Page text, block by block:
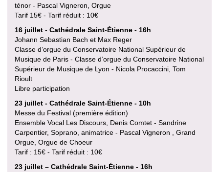
ténor - Pascal Vigneron, Orgue
Tarif 15€ - Tarif réduit : 10€
16 juillet - Cathédrale Saint-Étienne - 16h
Johann Sebastian Bach et Max Reger
Classe d’orgue du Conservatoire National Supérieur de
Musique de Paris - Classe d’orgue du Conservatoire National
Supérieur de Musique de Lyon - Nicola Procaccini, Tom
Rioult
Libre participation
23 juillet - Cathédrale Saint-Étienne - 10h
Messe du Festival (première édition)
Ensemble Vocal Les Discours, Denis Comtet - Sandrine
Carpentier, Soprano, animatrice - Pascal Vigneron , Grand
Orgue, Orgue de Choeur
Tarif : 15€ - Tarif réduit : 10€
23 juillet – Cathédrale Saint-Étienne - 16h